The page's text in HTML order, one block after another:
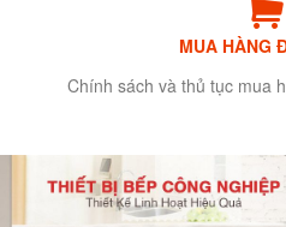
MUA HÀNG
Chính sách và thủ tục mua